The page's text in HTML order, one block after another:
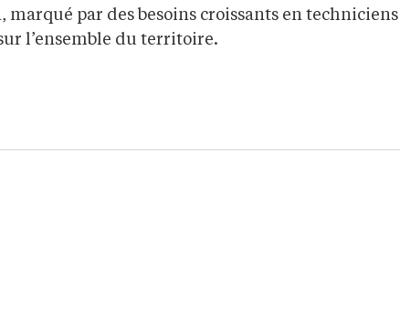
par des besoins croissants en techniciens
l’ensemble du territoire.